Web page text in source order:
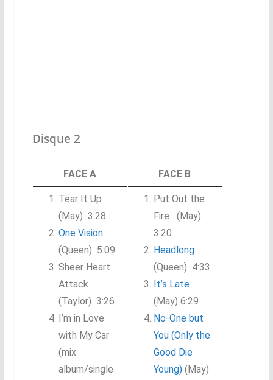
Disque 2
FACE A FACE B
Tear It Up
(May) 3:28
One Vision
(Queen) 5:09
Sheer Heart
Attack
(Taylor) 3:26
I’m in Love
with My Car
(mix
album/single
Put Out the
Fire (May)
3:20
Headlong
(Queen) 4:33
It’s Late
(May) 6:29
No-One but
You (Only the
Good Die
Young)(May)